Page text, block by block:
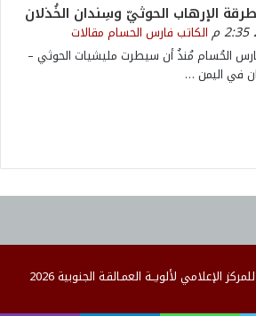
الإرهاب الحوثيّ وسِندان الخُذلان
الكاتب فارس الحسام مقالات
الحُسام مُنذُ أن سيطرت مليشيات الحوثي –
في اليمن …
لألويــة العمـالقـة الجنوبية 2026